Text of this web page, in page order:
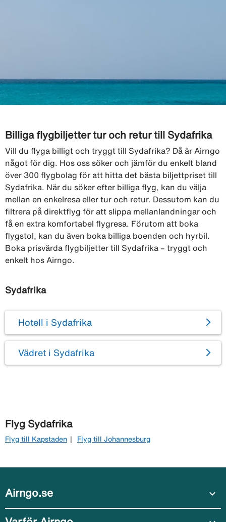
Billiga flygbiljetter tur och retur till Sydafrika
Vill du flyga billigt och tryggt till Sydafrika? Då är Airngo
något för dig. Hos oss söker och jämför du enkelt bland
över 300 flygbolag för att hitta det bästa biljettpriset till
Sydafrika. När du söker efter billiga flyg, kan du välja
mellan en enkelresa eller tur och retur. Dessutom kan du
filtrera på direktflyg för att slippa mellanlandningar och
få en extra komfortabel flygresa. Förutom att boka
flygstol, kan du även boka billiga boenden och hyrbil.
Boka prisvärda flygbiljetter till Sydafrika – tryggt och
enkelt hos Airngo.
Sydafrika
Hotell i Sydafrika
Vädret i Sydafrika
Flyg Sydafrika
Flyg till Kapstaden Flyg till Johannesburg
Airngo.se expand_more